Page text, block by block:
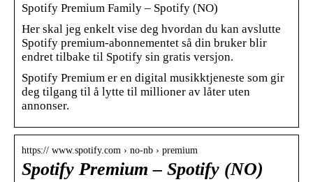
Spotify Premium Family – Spotify (NO)
Her skal jeg enkelt vise deg hvordan du kan avslutte
Spotify premium-abonnementet så din bruker blir
endret tilbake til Spotify sin gratis versjon.
Spotify Premium er en digital musikktjeneste som gir
deg tilgang til å lytte til millioner av låter uten
annonser.
https:// www.spotify.com › no-nb › premium
Spotify Premium – Spotify (NO)